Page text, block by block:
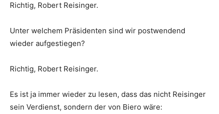
Richtig, Robert Reisinger.
Unter welchem Präsidenten sind wir postwendend
wieder aufgestiegen?
Richtig, Robert Reisinger.
Es ist ja immer wieder zu lesen, dass das nicht Reisinger
sein Verdienst, sondern der von Biero wäre: